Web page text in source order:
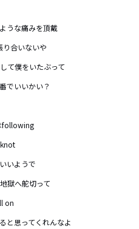
うな痛みを頂戴
り合いないや
て僕をいたぶって
でいいかい？
following
いようで
獄へ舵切って
on
と思ってくれんなよ